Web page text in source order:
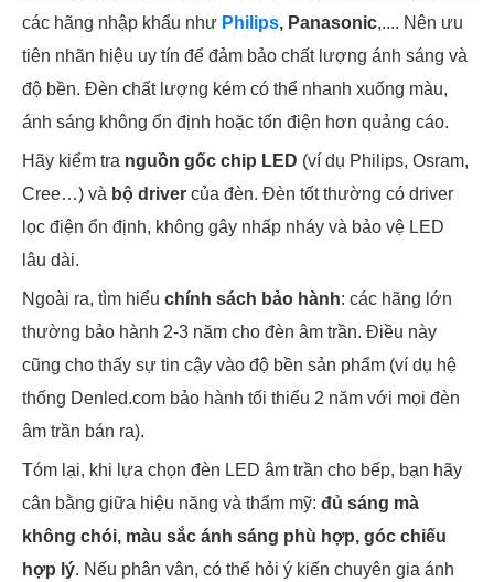
các hãng nhập khẩu như Philips, Panasonic,.... Nên ưu
tiên nhãn hiệu uy tín để đảm bảo chất lượng ánh sáng và
độ bền. Đèn chất lượng kém có thể nhanh xuống màu,
ánh sáng không ổn định hoặc tốn điện hơn quảng cáo.
Hãy kiểm tra nguồn gốc chip LED (ví dụ Philips, Osram,
Cree…) và bộ driver của đèn. Đèn tốt thường có driver
lọc điện ổn định, không gây nhấp nháy và bảo vệ LED
lâu dài.
Ngoài ra, tìm hiểu chính sách bảo hành: các hãng lớn
thường bảo hành 2-3 năm cho đèn âm trần. Điều này
cũng cho thấy sự tin cậy vào độ bền sản phẩm (ví dụ hệ
thống Denled.com bảo hành tối thiểu 2 năm với mọi đèn
âm trần bán ra).
Tóm lại, khi lựa chọn đèn LED âm trần cho bếp, bạn hãy
cân bằng giữa hiệu năng và thẩm mỹ: đủ sáng mà
không chói, màu sắc ánh sáng phù hợp, góc chiếu
hợp lý. Nếu phân vân, có thể hỏi ý kiến chuyên gia ánh